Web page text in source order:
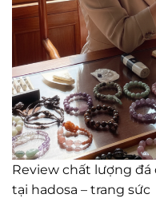
Review chất lượng
tại hadosa – trang sức